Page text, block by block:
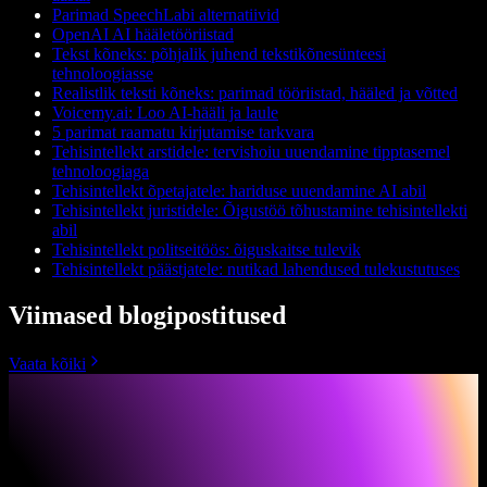
Parimad SpeechLabi alternatiivid
OpenAI AI hääletööriistad
Tekst kõneks: põhjalik juhend tekstikõnesünteesi
tehnoloogiasse
Realistlik teksti kõneks: parimad tööriistad, hääled ja võtted
Voicemy.ai: Loo AI-hääli ja laule
5 parimat raamatu kirjutamise tarkvara
Tehisintellekt arstidele: tervishoiu uuendamine tipptasemel
tehnoloogiaga
Tehisintellekt õpetajatele: hariduse uuendamine AI abil
Tehisintellekt juristidele: Õigustöö tõhustamine tehisintellekti
abil
Tehisintellekt politseitöös: õiguskaitse tulevik
Tehisintellekt päästjatele: nutikad lahendused tulekustutuses
Viimased blogipostitused
Vaata kõiki